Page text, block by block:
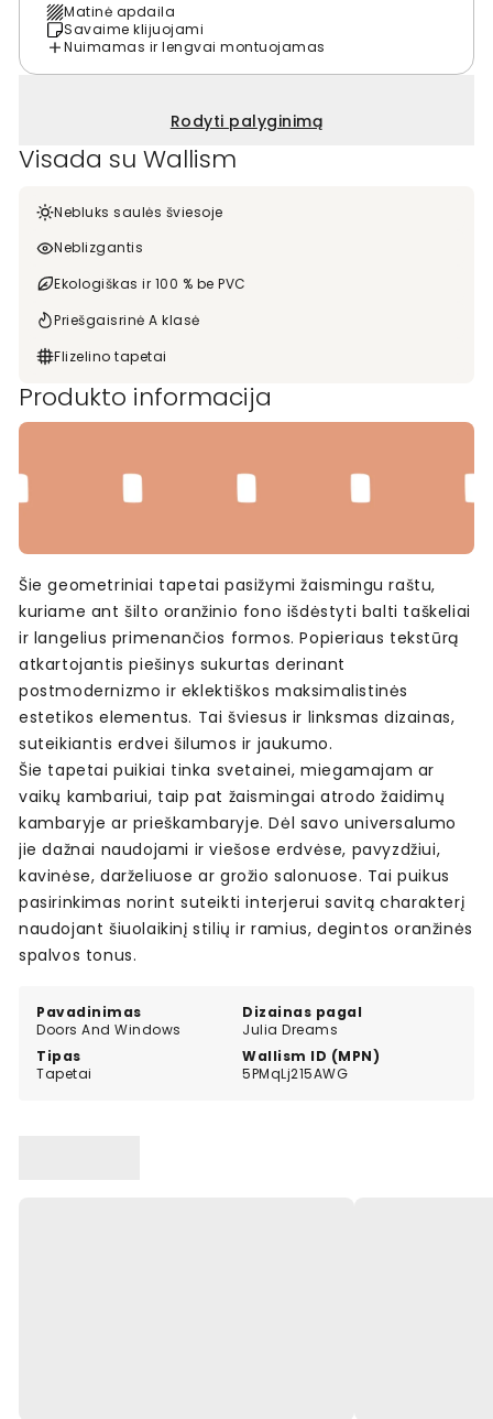
Matinė apdaila
Savaime klijuojami
Nuimamas ir lengvai montuojamas
Rodyti palyginimą
Visada su Wallism
Nebluks saulės šviesoje
Neblizgantis
Ekologiškas ir 100 % be PVC
Priešgaisrinė A klasė
Flizelino tapetai
Produkto informacija
Pavadinimas
Doors And Windows
Dizainas pagal
Julia Dreams
Tipas
Tapetai
Wallism ID (MPN)
5PMqLj215AWG
Šie geometriniai tapetai pasižymi žaismingu raštu,
kuriame ant šilto oranžinio fono išdėstyti balti taškeliai
ir langelius primenančios formos. Popieriaus tekstūrą
atkartojantis piešinys sukurtas derinant
postmodernizmo ir eklektiškos maksimalistinės
estetikos elementus. Tai šviesus ir linksmas dizainas,
suteikiantis erdvei šilumos ir jaukumo.
Šie tapetai puikiai tinka svetainei, miegamajam ar
vaikų kambariui, taip pat žaismingai atrodo žaidimų
kambaryje ar prieškambaryje. Dėl savo universalumo
jie dažnai naudojami ir viešose erdvėse, pavyzdžiui,
kavinėse, darželiuose ar grožio salonuose. Tai puikus
pasirinkimas norint suteikti interjerui savitą charakterį
naudojant šiuolaikinį stilių ir ramius, degintos oranžinės
spalvos tonus.